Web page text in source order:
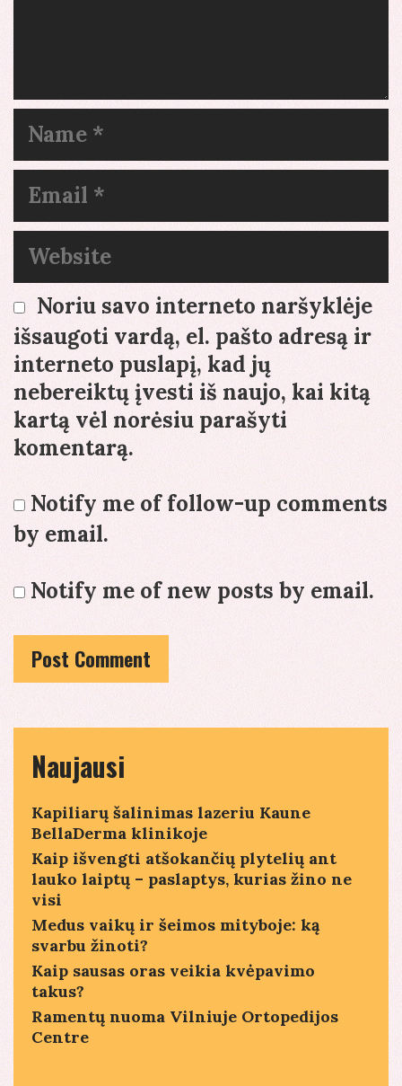
Name
Email
Website
Noriu savo interneto naršyklėje
išsaugoti vardą, el. pašto adresą ir
interneto puslapį, kad jų
nebereiktų įvesti iš naujo, kai kitą
kartą vėl norėsiu parašyti
komentarą.
Notify me of follow-up comments
by email.
Notify me of new posts by email.
Naujausi
Kapiliarų šalinimas lazeriu Kaune
BellaDerma klinikoje
Kaip išvengti atšokančių plytelių ant
lauko laiptų – paslaptys, kurias žino ne
visi
Medus vaikų ir šeimos mityboje: ką
svarbu žinoti?
Kaip sausas oras veikia kvėpavimo
takus?
Ramentų nuoma Vilniuje Ortopedijos
Centre